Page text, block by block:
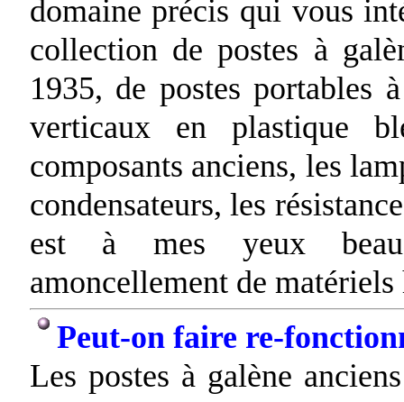
domaine précis qui vous
collection de postes à
1935, de postes portables
verticaux en plastique
composants anciens, les
condensateurs, les
est à mes yeux
amoncellement de
Peut-on faire re-
Les postes à galène